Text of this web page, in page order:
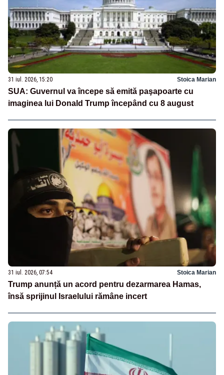
31 iul. 2026, 15:20 Stoica Marian
SUA: Guvernul va începe să emită paşapoarte cu
imaginea lui Donald Trump începând cu 8 august
31 iul. 2026, 07:54 Stoica Marian
Trump anunță un acord pentru dezarmarea Hamas,
însă sprijinul Israelului rămâne incert